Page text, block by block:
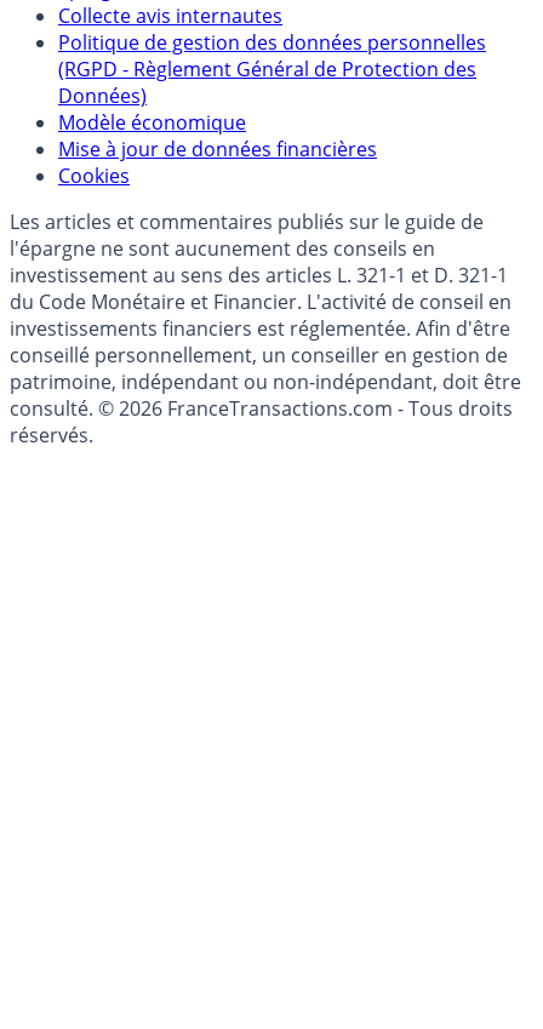
épargne
Collecte avis internautes
Politique de gestion des données personnelles
(RGPD - Règlement Général de Protection des
Données)
Modèle économique
Mise à jour de données financières
Cookies
Les articles et commentaires publiés sur le guide de
l'épargne ne sont aucunement des conseils en
investissement au sens des articles L. 321-1 et D. 321-1
du Code Monétaire et Financier. L'activité de conseil en
investissements financiers est réglementée. Afin d'être
conseillé personnellement, un conseiller en gestion de
patrimoine, indépendant ou non-indépendant, doit être
consulté. © 2026 FranceTransactions.com - Tous droits